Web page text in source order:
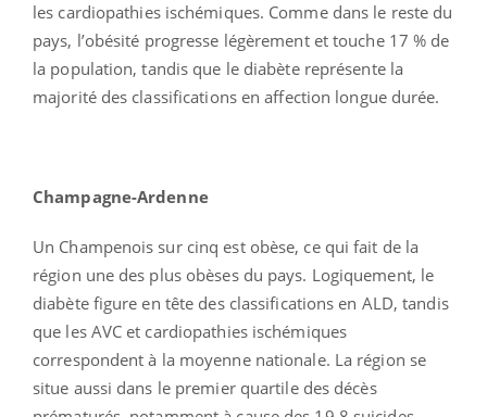
les cardiopathies ischémiques. Comme dans le reste du
pays, l’obésité progresse légèrement et touche 17 % de
la population, tandis que le diabète représente la
majorité des classifications en affection longue durée.
Champagne-Ardenne
Un Champenois sur cinq est obèse, ce qui fait de la
région une des plus obèses du pays. Logiquement, le
diabète figure en tête des classifications en ALD, tandis
que les AVC et cardiopathies ischémiques
correspondent à la moyenne nationale. La région se
situe aussi dans le premier quartile des décès